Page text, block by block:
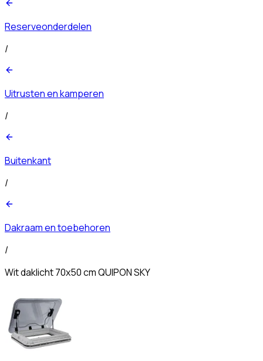
Reserveonderdelen
/
Uitrusten en kamperen
/
Buitenkant
/
Dakraam en toebehoren
/
Wit daklicht 70x50 cm QUIPON SKY